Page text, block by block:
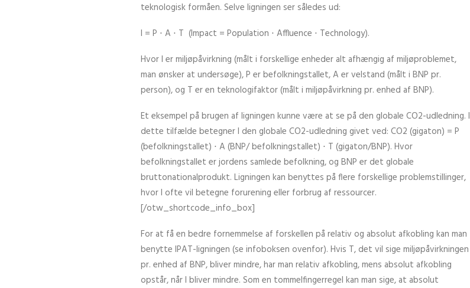
teknologisk formåen. Selve ligningen ser således ud:
I = P ⋅ A ⋅ T (Impact = Population ⋅ Affluence ⋅ Technology).
Hvor I er miljøpåvirkning (målt i forskellige enheder alt afhængig af miljøproblemet,
man ønsker at undersøge), P er befolkningstallet, A er velstand (målt i BNP pr.
person), og T er en teknologifaktor (målt i miljøpåvirkning pr. enhed af BNP).
Et eksempel på brugen af ligningen kunne være at se på den globale CO2-udledning. I
dette tilfælde betegner I den globale CO2-udledning givet ved: CO2 (gigaton) = P
(befolkningstallet) ⋅ A (BNP/ befolkningstallet) ⋅ T (gigaton/BNP). Hvor
befolkningstallet er jordens samlede befolkning, og BNP er det globale
bruttonationalprodukt. Ligningen kan benyttes på flere forskellige problemstillinger,
hvor I ofte vil betegne forurening eller forbrug af ressourcer.
[/otw_shortcode_info_box]
For at få en bedre fornemmelse af forskellen på relativ og absolut afkobling kan man
benytte IPAT-ligningen (se infoboksen ovenfor). Hvis T, det vil sige miljøpåvirkningen
pr. enhed af BNP, bliver mindre, har man relativ afkobling, mens absolut afkobling
opstår, når I bliver mindre. Som en tommelfingerregel kan man sige, at absolut